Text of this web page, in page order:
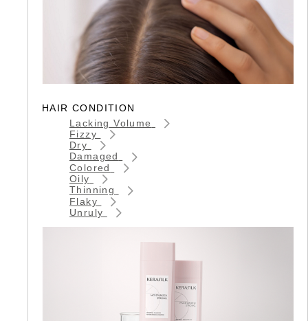
HAIR CONDITION
Lacking Volume
Fizzy
Dry
Damaged
Colored
Oily
Thinning
Flaky
Unruly